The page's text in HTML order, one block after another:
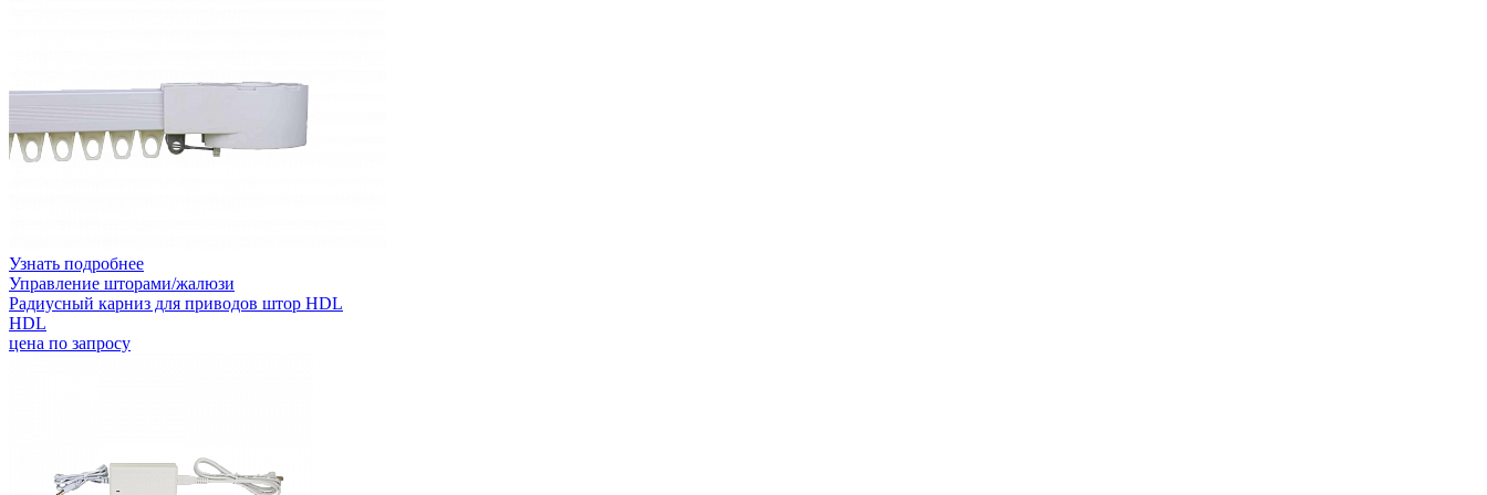
Узнать подробнее
Управление шторами/жалюзи
Радиусный карниз для приводов штор HDL
HDL
цена по запросу